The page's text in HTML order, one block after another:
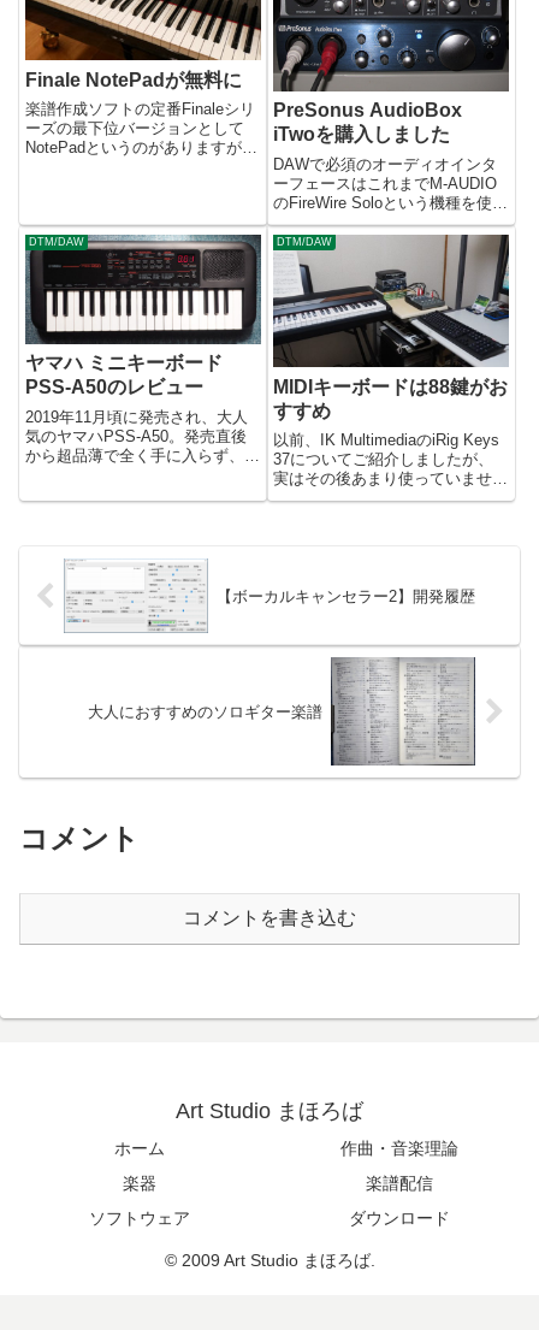
Finale NotePadが無料に
楽譜作成ソフトの定番Finaleシリ
ーズの最下位バージョンとして
NotePadというのがありますが、
して提供されていたものですが、
最近は少額ながら有...
PreSonus AudioBox
iTwoを購入しました
DAWで必須のオーディオインタ
ーフェースはこれまでM-AUDIO
のFireWire Soloという機種を使っ
てきました。2入力2出力のシン
プルなものですが、自分の使い方
ではこれでも十分で特に不満もな
く使えていました。実はこれを買
ったのが20...
DTM/DAW
ヤマハ ミニキーボード
PSS-A50のレビュー
2019年11月頃に発売され、大人
気のヤマハPSS-A50。発売直後
から超品薄で全く手に入らず、一
DTM/DAW
MIDIキーボードは88鍵がお
すすめ
以前、IK MultimediaのiRig Keys
37についてご紹介しましたが、
実はその後あまり使っていません
（笑）。結局は元の電子ピアノに
【ボーカルキャンセラー2】開発履歴
大人におすすめのソロギター楽譜
コメント
コメントを書き込む
Art Studio まほろば
ホーム
作曲・音楽理論
楽器
楽譜配信
ソフトウェア
ダウンロード
© 2009 Art Studio まほろば.